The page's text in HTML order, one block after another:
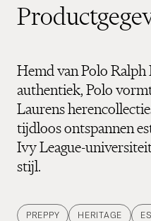
Hemd van Polo Ralph
authentiek, Polo
Laurens
tijdloos ontspannen
Ivy League-
stijl.
PREPPY HERITAGE